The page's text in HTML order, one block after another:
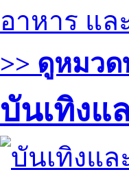
อาหาร แล
>> ดูหมว
บันเทิงแ